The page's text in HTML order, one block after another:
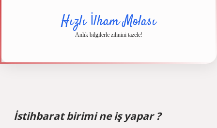
Hızlı İlham Molası
Anlık bilgilerle zihnini tazele!
İstihbarat birimi ne iş yapar ?